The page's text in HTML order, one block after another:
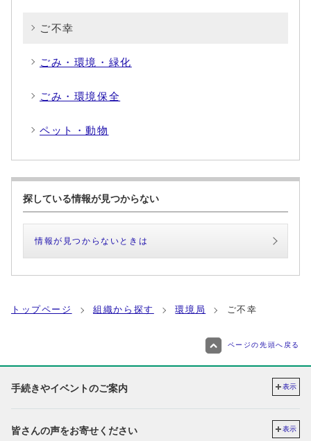
ご不幸
ごみ・環境・緑化
ごみ・環境保全
ペット・動物
探している情報が見つからない
情報が見つからないときは
トップページ 組織から探す 環境局 ご不幸
ページの先頭へ戻る
手続きやイベントのご案内 表示
皆さんの声をお寄せください 表示